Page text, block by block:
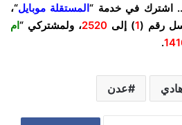
اشترك في خدمة “المستقلة موبايل“،
رقم (1) إلى 2520، ولمشتركي “ام
.
عدن